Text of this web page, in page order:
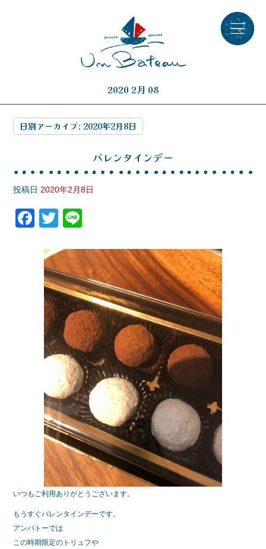
2020 2月 08
日別アーカイブ: 2020年2月8日
バレンタインデー
投稿日 2020年2月8日
F
c
e
b
o
o
k
T
tt
er
e
いつもご利用ありがとうございます。
もうすぐバレンタインデーです。
アンバトーでは
この時期限定のトリュフや